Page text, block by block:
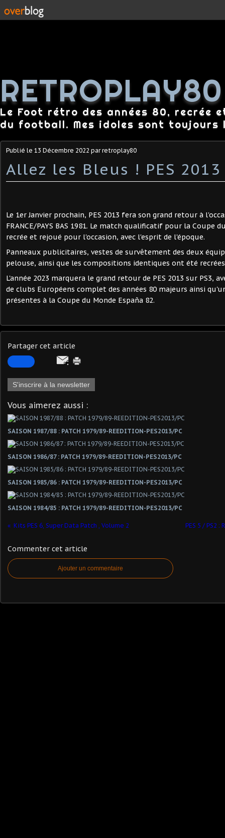
RETROPLAY80
Le Foot rétro des années 80, recrée
du football. Mes idoles sont toujours
Publié le 13 Décembre 2022 par retroplay80
Allez les Bleus ! PES 2013
Le 1er Janvier prochain, PES 2013 fera son grand retour à
FRANCE/PAYS BAS 1981. Le match qualificatif pour la Coupe
recrée et rejoué pour l'occasion, avec l'esprit de l'époque.
Panneaux publicitaires, vestes de survêtement des deux
pelouse, ainsi que les compositions identiques ont été
L'année 2023 marquera le grand retour de PES 2013 sur PS3,
de clubs Européens complet des années 80 majeurs ainsi
présentes à la Coupe du Monde España 82.
Partager cet article
S'inscrire à la newsletter
Vous aimerez aussi :
SAISON 1987/88 : PATCH 1979/89-REEDITION-PES2013/PC
SAISON 1986/87 : PATCH 1979/89-REEDITION-PES2013/PC
SAISON 1985/86 : PATCH 1979/89-REEDITION-PES2013/PC
SAISON 1984/85 : PATCH 1979/89-REEDITION-PES2013/PC
Kits PES 6, Super Data Patch , Volume 2 PES 5 / PS2
Commenter cet article
Ajouter un commentaire